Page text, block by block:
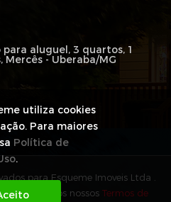
aluguel, 3 quartos, 1
Mercês - Uberaba/MG
para Esqueme Imoveis Ltda .
e os nossos Termos de
utiliza cookies
Para maiores
Política de
.